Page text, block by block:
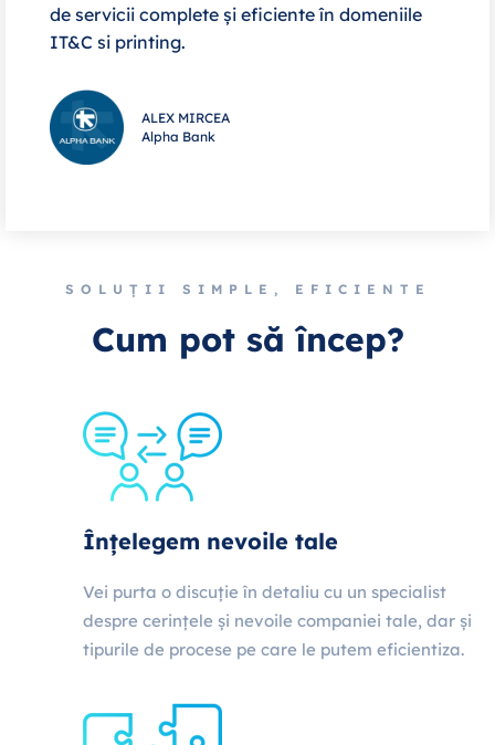
ALEX MIRCEA
Alpha Bank
de servicii complete și eficiente în domeniile
IT&C si printing.
SOLUȚII SIMPLE, EFICIENTE
Cum pot să încep?
Înțelegem nevoile tale
Vei purta o discuție în detaliu cu un specialist
despre cerințele și nevoile companiei tale, dar și
tipurile de procese pe care le putem eficientiza.